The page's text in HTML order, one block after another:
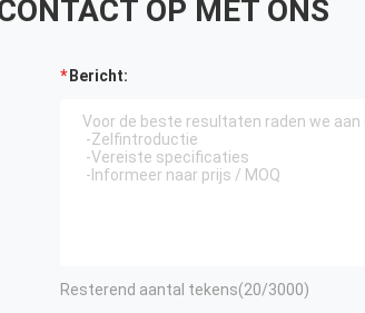
OP MET ONS
Bericht:
Resterend aantal tekens(20/3000)